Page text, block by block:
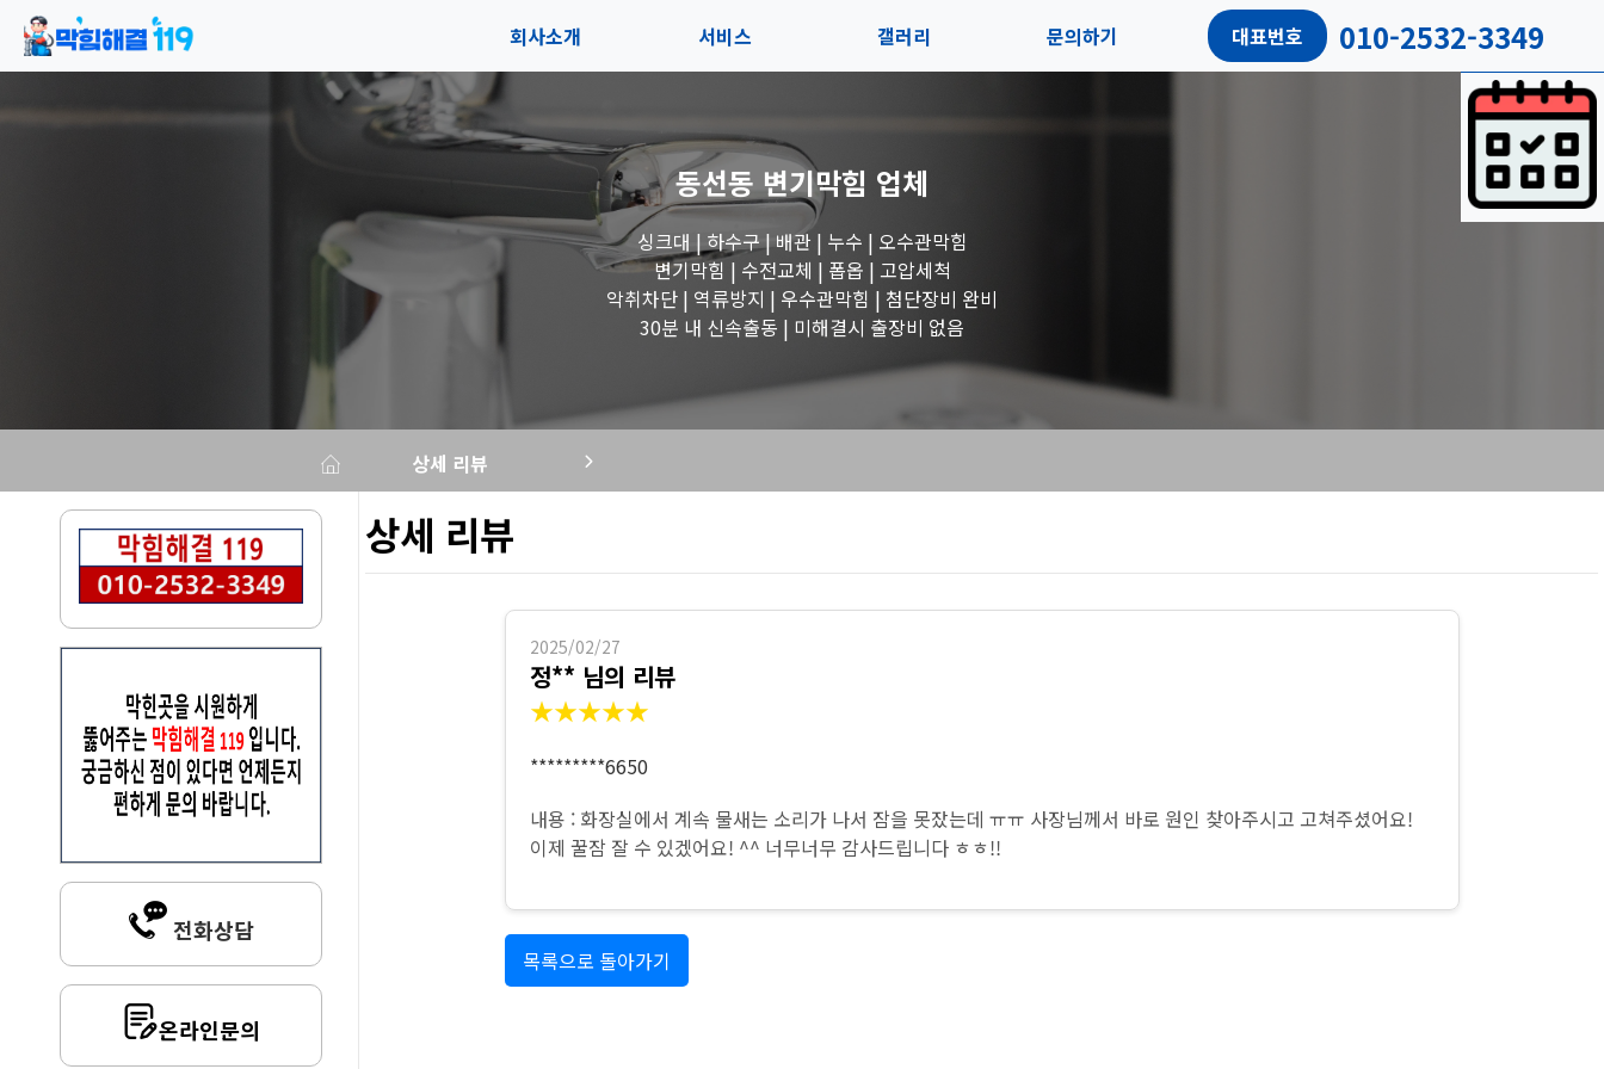
회사소개
오시는길
서비스
블로그
갤러리
수도꼭지 작업
세면대 작업
변기 작업
문의하기 대표번호 010-2532-3349
동선동 변기막힘 업체
싱크대 | 하수구 | 배관 | 누수 | 오수관막힘
변기막힘 | 수전교체 | 폽옵 | 고압세척
악취차단 | 역류방지 | 우수관막힘 | 첨단장비 완비
30분 내 신속출동 | 미해결시 출장비 없음
상세 리뷰
전화상담
온라인문의
상세 리뷰
2025/02/27
정** 님의 리뷰
★★★★★
*********6650
내용 : 화장실에서 계속 물새는 소리가 나서 잠을 못잤는데 ㅠㅠ 사장님께서 바로 원인 찾아주시고 고쳐주셨어요!
이제 꿀잠 잘 수 있겠어요! ^^ 너무너무 감사드립니다 ㅎㅎ!!
목록으로 돌아가기